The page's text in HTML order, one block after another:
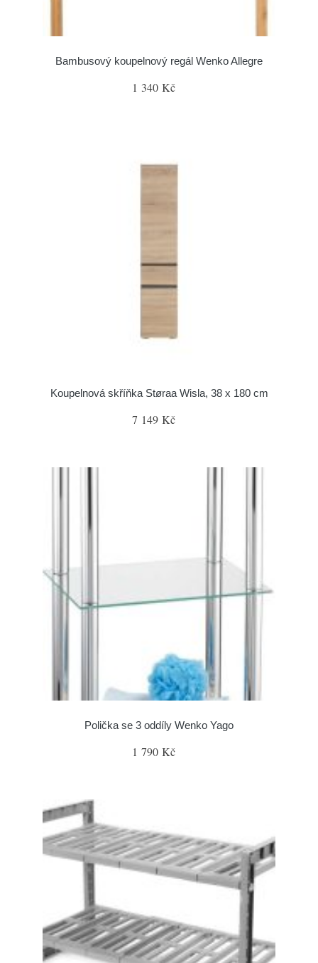
Bambusový koupelnový regál Wenko Allegre
1 340 Kč
Koupelnová skříňka Støraa Wisla, 38 x 180 cm
7 149 Kč
Polička se 3 oddíly Wenko Yago
1 790 Kč